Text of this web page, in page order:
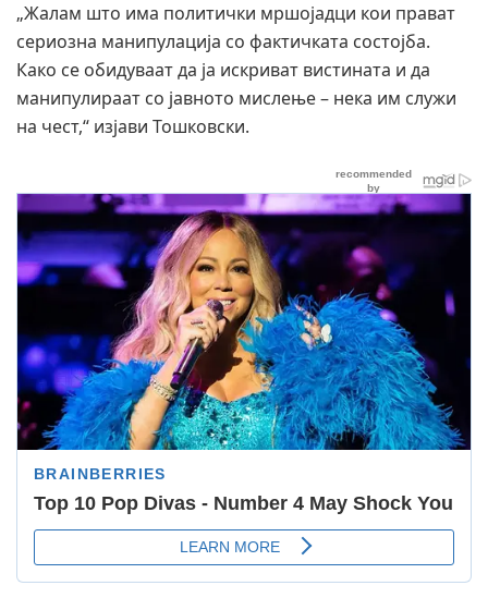
„Жалам што има политички мршојадци кои прават
сериозна манипулација со фактичката состојба.
Како се обидуваат да ја искриват вистината и да
манипулираат со јавното мислење – нека им служи
на чест,“ изјави Тошковски.